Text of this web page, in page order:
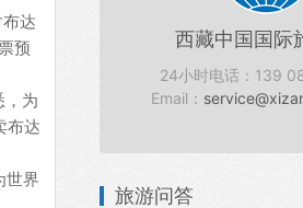
达
预
为
布达
世界
西藏中国国际
24小时电话：139
Email：
旅游问答